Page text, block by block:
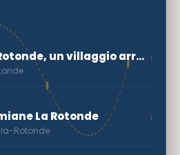
Simiane-la-Rotonde, un villaggio arroccato ›
La Rotonde
la-Rotonde
›